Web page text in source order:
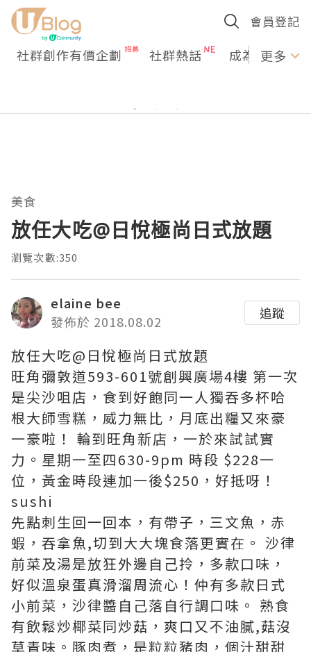
會員登記
社群創作有價企劃 社群熱話 成為U更多
美食
放任大吃@日悅極尚日式放題
瀏覽次數:350
elaine bee
發佈於 2018.08.02
追蹤
放任大吃@日悅極尚日式放題
旺角彌敦道593-601號創興廣場4樓 第一次
是尖沙咀店，食到好飽同一人獨吞多杯哈
根大師雪糕，威力無比，月底出糧又來豪
一豪啦！ 輪到旺角新店，一於來試試實
力。星期一至四630-9pm 時段 $228一
位，黃金時段連加一後$250，好抵呀！
sushi
先點刺生回一回本，有帶子，三文魚，赤
蝦，吞拿魚,切到大大塊食落更實在。 沙律
前菜及湯是放狂外邊自己拎，多款口味，
好似溫泉蛋真滑溜周流心！仲有多款日式
小前菜，沙律醬自己落自行調口味。 熟食
有飲鬆炒椰菜同炒菇，爽口又不油膩,菇沒
草青味。豚肉煮，是粒粒豬肉，個汁甜甜